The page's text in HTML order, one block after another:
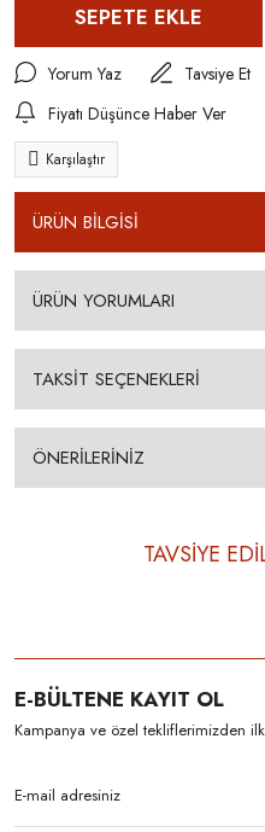
SEPETE EKLE
Yorum Yaz
Tavsiye Et
Fiyatı Düşünce Haber Ver
Karşılaştır
ÜRÜN BİLGİSİ
ÜRÜN YORUMLARI
TAKSİT SEÇENEKLERİ
ÖNERİLERİNİZ
TAVSİYE
E-BÜLTENE KAYIT OL
Kampanya ve özel tekliflerimizden